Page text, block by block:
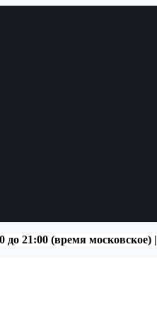
до 21:00 (время московское) |